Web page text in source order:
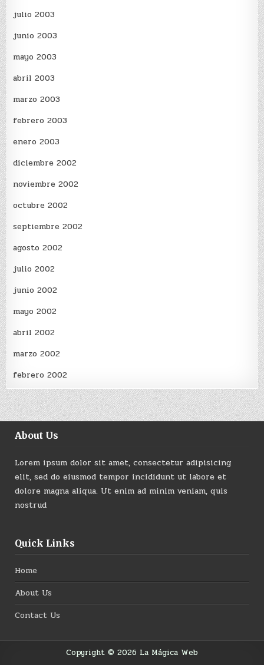
julio 2003
junio 2003
mayo 2003
abril 2003
marzo 2003
febrero 2003
enero 2003
diciembre 2002
noviembre 2002
octubre 2002
septiembre 2002
agosto 2002
julio 2002
junio 2002
mayo 2002
abril 2002
marzo 2002
febrero 2002
About Us
Lorem ipsum dolor sit amet, consectetur adipisicing
elit, sed do eiusmod tempor incididunt ut labore et
dolore magna aliqua. Ut enim ad minim veniam, quis
nostrud
Quick Links
Home
About Us
Contact Us
Copyright © 2026 La Mágica Web